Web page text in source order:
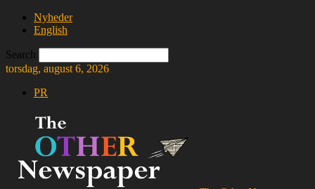
Nyheder
English
Search
torsdag, august 6, 2026
PR